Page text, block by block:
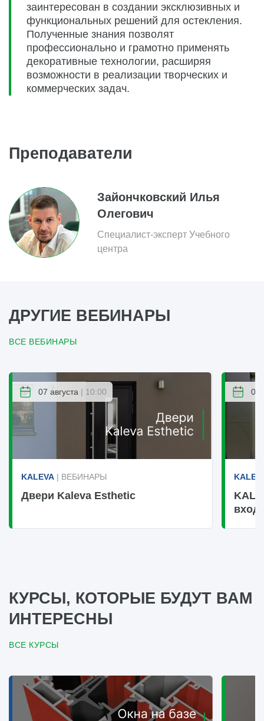
заинтересован в создании эксклюзивных и
функциональных решений для остекления.
Полученные знания позволят
профессионально и грамотно применять
декоративные технологии, расширяя
возможности в реализации творческих и
коммерческих задач.
Преподаватели
Зайончковский Илья
Олегович
Специалист-эксперт Учебного
центра
ДРУГИЕ ВЕБИНАРЫ
ВСЕ ВЕБИНАРЫ
07 августа | 10:00
KALEVA | ВЕБИНАРЫ
Двери Kaleva Esthetic
07
КУРСЫ, КОТОРЫЕ БУДУТ ВАМ
ИНТЕРЕСНЫ
ВСЕ КУРСЫ